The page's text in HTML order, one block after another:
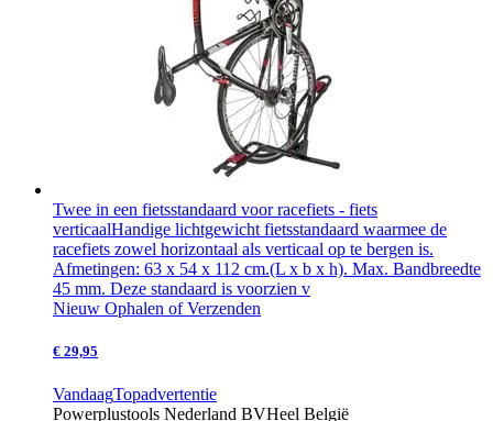
Twee in een fietsstandaard voor racefiets - fiets
verticaalHandige lichtgewicht fietsstandaard waarmee de
racefiets zowel horizontaal als verticaal op te bergen is.
Afmetingen: 63 x 54 x 112 cm.(L x b x h). Max. Bandbreedte
45 mm. Deze standaard is voorzien v
Nieuw Ophalen of Verzenden
€ 29,95
VandaagTopadvertentie
Powerplustools Nederland BVHeel België